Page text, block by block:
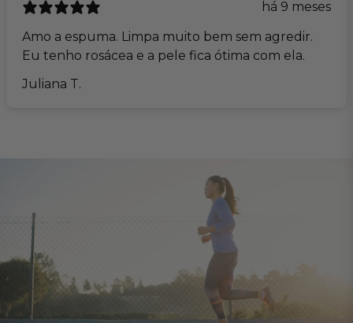
há 9 meses
Amo a espuma. Limpa muito bem sem agredir.
Eu tenho rosácea e a pele fica ótima com ela.
Juliana T.